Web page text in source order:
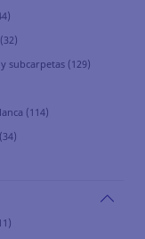
subcarpetas (129)
(114)